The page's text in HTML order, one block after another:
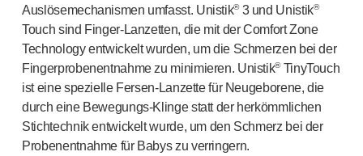
Auslösemechanismen umfasst. Unistik®3 und Unistik®
Touch sind Finger-Lanzetten, die mit der Comfort Zone
Technology entwickelt wurden, um die Schmerzen bei der
Fingerprobenentnahme zu minimieren. Unistik®TinyTouch
ist eine spezielle Fersen-Lanzettefür Neugeborene, die
durch eine Bewegungs-Klingestatt der herkömmlichen
Stichtechnik entwickelt wurde, um den Schmerz bei der
Probenentnahme für Babys zu verringern.